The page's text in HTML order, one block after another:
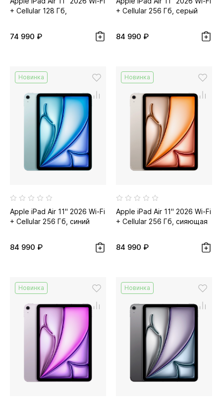
+ Cellular 128 Гб,
74 990 ₽
+ Cellular 256 Гб, серый
84 990 ₽
Новинка
Apple iPad Air 11" 2026 Wi-Fi
+ Cellular 256 Гб, синий
84 990 ₽
Новинка
Apple iPad Air 11" 2026 Wi-Fi
+ Cellular 256 Гб, сияющая
84 990 ₽
Новинка Новинка